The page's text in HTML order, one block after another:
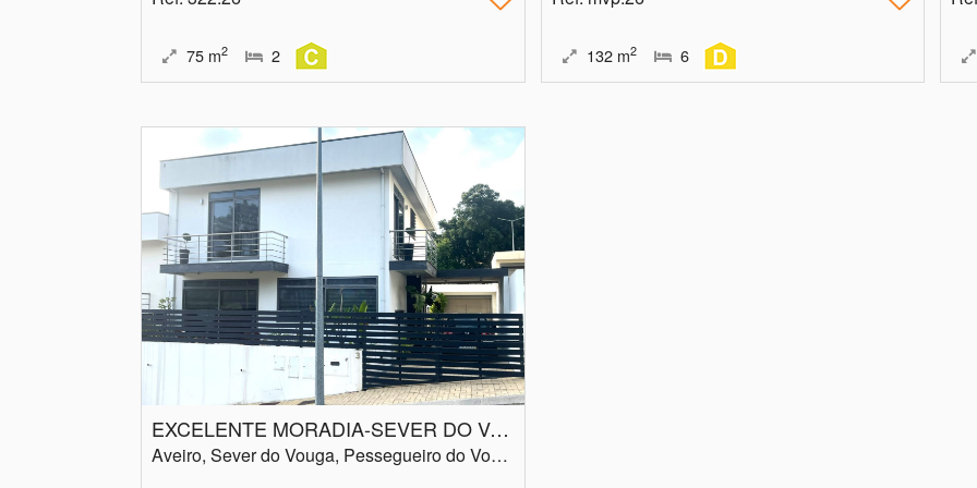
75 m2 2 132 m2 6
EXCELENTE MORADIA-SEVER DO VOUGA-AVEIRO
Aveiro, Sever do Vouga, Pessegueiro do Vouga